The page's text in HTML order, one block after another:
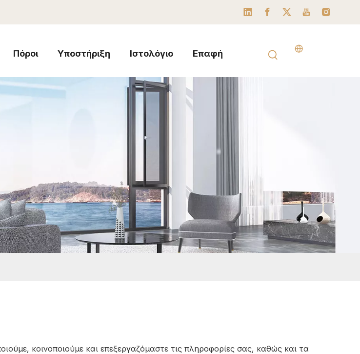
Πόροι Υποστήριξη Ιστολόγιο Επαφή
κοινοποιούμε και επεξεργαζόμαστε τις πληροφορίες σας, καθώς και τα